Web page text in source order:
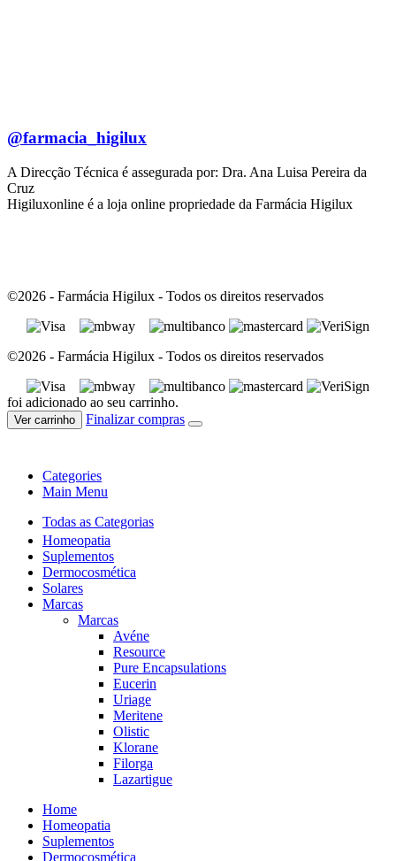
@farmacia_higilux
A Direcção Técnica é assegurada por: Dra. Ana Luisa Pereira da
Cruz
Higiluxonline é a loja online propriedade da Farmácia Higilux
©2026 - Farmácia Higilux - Todos os direitos reservados
©2026 - Farmácia Higilux - Todos os direitos reservados
foi adicionado ao seu carrinho.
Ver carrinho Finalizar compras
Categories
Main Menu
Todas as Categorias
Homeopatia
Suplementos
Dermocosmética
Solares
Marcas
Marcas
Avéne
Resource
Pure Encapsulations
Eucerin
Uriage
Meritene
Olistic
Klorane
Filorga
Lazartigue
Home
Homeopatia
Suplementos
Dermocosmética